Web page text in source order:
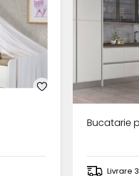
Bucatarie
Livrare